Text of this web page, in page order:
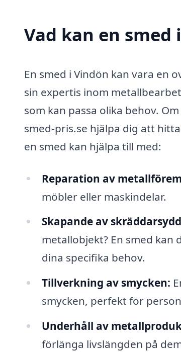
Vad kan en
En smed i Vindön kan vara en
sin expertis inom
som kan passa olika behov.
smed-pris.se hjälpa dig att
en smed kan hjälpa till med:
Reparation av
möbler eller maskindelar.
Skapande av
metallobjekt? En smed
dina specifika behov.
Tillverkning av smycken:
smycken, perfekt för
Underhåll av
förlänga livslängden på